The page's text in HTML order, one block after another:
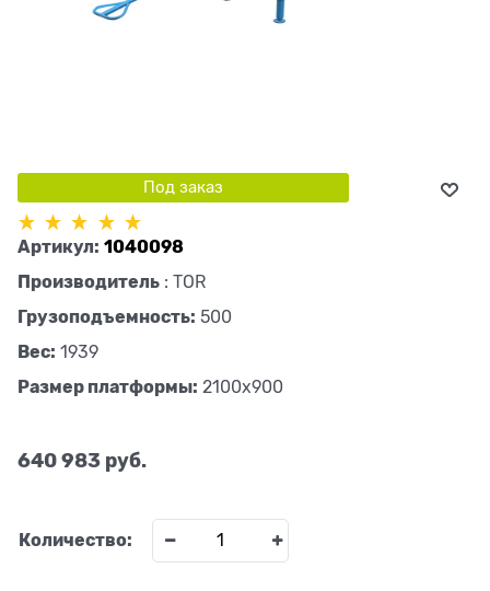
Под заказ
Артикул: 1040098
Производитель : TOR
Грузоподъемность: 500
Вес: 1939
Размер платформы: 2100х900
640 983 руб.
Количество: